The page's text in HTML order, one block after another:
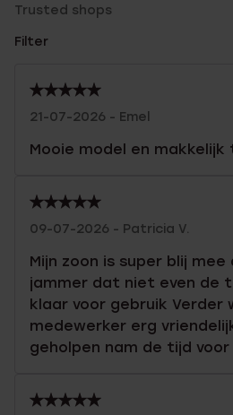
Trusted shops
Filter
21-07-2026 - Emel
Mooie model en makkelijk
09-07-2026 - Patricia V.
Mijn zoon is super blij
jammer dat niet even de
klaar voor gebruik Verder
medewerker erg
geholpen nam de tijd voor